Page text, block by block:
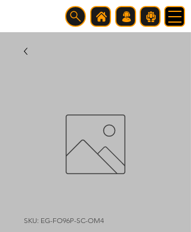
SKU: EG-FO96P-SC-OM4